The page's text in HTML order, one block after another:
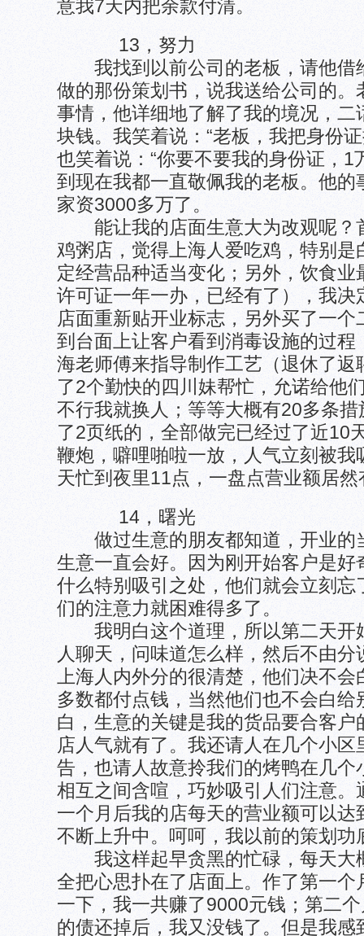
意我7天内把余款付清。
13，努力
我找到以前公司的老板，请他借
做的那份策划书，说我送给公司的。
事情，他详细地了解了我的境况，
块钱。我笑着说：“老板，我把身份
也笑着说：“你要不要我的身份证，1
到现在我都一直敬佩我的老板。他的
家资3000多万了。
能让我的店面生意大为改观呢？
鸡粥店，觉得上海人爱吃鸡，特别
定经营品种适当变化；另外，饮食
许可证一年一办，已经有了），我决
店面重新贴开业标志，另外买了一
到台面上让客户看到消毒设施的过程
海老师傅来指导制作工艺（退休了返
了2个勤快的四川妹帮忙，允诺给他
不行我就换人；等等大概有20多条
了2页纸的，全部做完已经过了近10
鞭炮，噼哩啪啦一放，人气立刻被我
天忙到夜里11点，一盘点营业额居
14，曙光
做过生意的朋友都知道，开业的
生意一直会好。因为刚开始客户是好
什么特别吸引之处，他们就会立刻忘
们的注意力就困难得多了。
我明白这个道理，所以第二天开
人聊天，问味道怎么样，然后不由
上海人内外分的很清楚，他们决不
多数都付点钱，当然他们也不会白
白，生意的关键是我的货品要合客
店人气就有了。我还请人在几个小
告，也请人故意拎我们的烤鸭在几个
相互之间含喧，巧妙吸引人们注意。
一个月后我的店每天的营业额可以
不断上升中。呵呵，我以前的策划
我这样起早贪黑的忙碌，每天大
全把心思扑在了店面上。作了第一个
一下，我一共赚了9000元钱；第二
的债还掉后，我又没钱了。但是我